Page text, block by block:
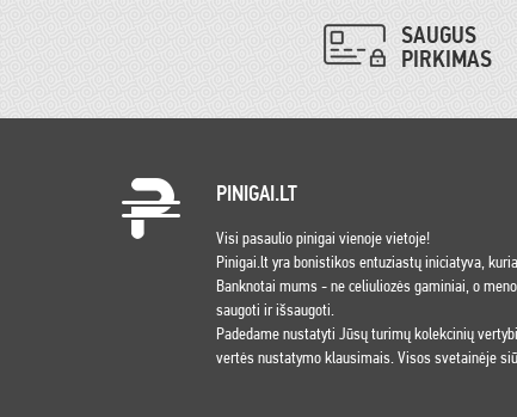
SAUGUS
PIRKIMAS
PINIGAI.LT
Visi pasaulio pinigai vienoje vietoje!
Pinigai.lt yra bonistikos entuziastų iniciatyva,
Banknotai mums - ne celiuliozės gaminiai, o
saugoti ir išsaugoti.
Padedame nustatyti Jūsų turimų kolekcinių
vertės nustatymo klausimais. Visos svetainėje